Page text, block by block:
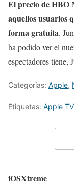
El precio de HBO
aquellos usuarios
forma gratuita.
ha podido ver el
espectadores tiene,
Categorías: Apple,
Etiquetas: Apple TV
iOSXtreme